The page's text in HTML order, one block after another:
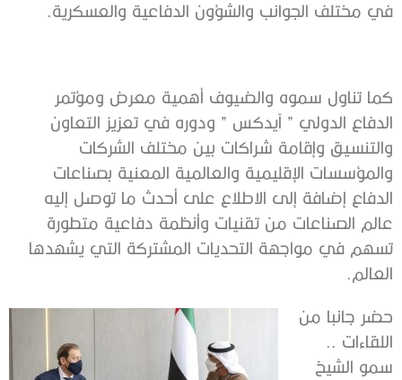
في مختلف الجوانب والشؤون الدفاعية والعسكرية.
كما تناول سموه والضيوف أهمية معرض ومؤتمر
الدفاع الدولي ” آيدكس ” ودوره في تعزيز التعاون
والتنسيق وإقامة شراكات بين مختلف الشركات
والمؤسسات الإقليمية والعالمية المعنية بصناعات
الدفاع إضافة إلى الاطلاع على أحدث ما توصل إليه
عالم الصناعات من تقنيات وأنظمة دفاعية متطورة
تسهم في مواجهة التحديات المشتركة التي يشهدها
العالم.
حضر جانبا من
اللقاءات ..
سمو الشيخ